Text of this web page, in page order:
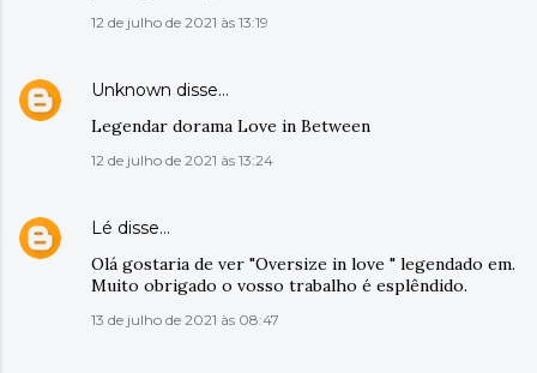
12 de julho de 2021 às 13:19
Unknown disse…
Legendar dorama Love in Between
12 de julho de 2021 às 13:24
Lé disse…
Olá gostaria de ver "Oversize in love " legendado em.
Muito obrigado o vosso trabalho é esplêndido.
13 de julho de 2021 às 08:47